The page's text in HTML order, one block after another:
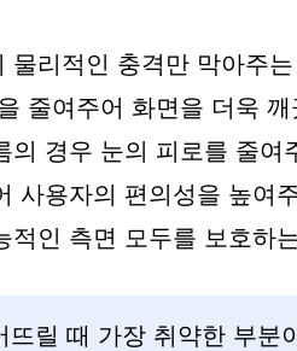
물리적인 충격만 막아주
줄여주어 화면을 더욱
의 경우 눈의 피로를 줄여
사용자의 편의성을 높여
적인 측면 모두를 보호하
뜨릴 때 가장 취약한 부분